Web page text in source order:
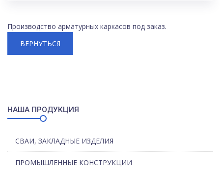
Производство арматурных каркасов под заказ.
ВЕРНУТЬСЯ
НАША ПРОДУКЦИЯ
СВАИ, ЗАКЛАДНЫЕ ИЗДЕЛИЯ
ПРОМЫШЛЕННЫЕ КОНСТРУКЦИИ